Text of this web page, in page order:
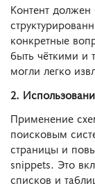
Контент
конкретные
быть чёткими и
могли легко
2.
Применение
поисковым
страницы и
snippets. Это
списков и